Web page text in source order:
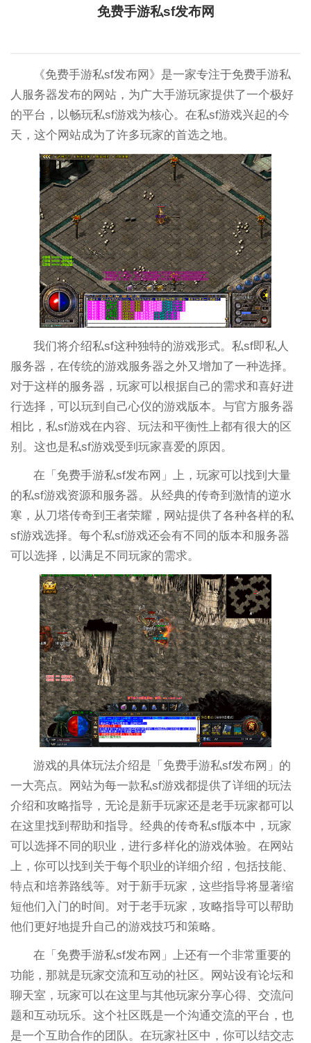
免费手游私sf发布网
《免费手游私sf发布网》是一家专注于免费手游私
人服务器发布的网站，为广大手游玩家提供了一个极好
的平台，以畅玩私sf游戏为核心。在私sf游戏兴起的今
天，这个网站成为了许多玩家的首选之地。
我们将介绍私sf这种独特的游戏形式。私sf即私人
服务器，在传统的游戏服务器之外又增加了一种选择。
对于这样的服务器，玩家可以根据自己的需求和喜好进
行选择，可以玩到自己心仪的游戏版本。与官方服务器
相比，私sf游戏在内容、玩法和平衡性上都有很大的区
别。这也是私sf游戏受到玩家喜爱的原因。
在「免费手游私sf发布网」上，玩家可以找到大量
的私sf游戏资源和服务器。从经典的传奇到激情的逆水
寒，从刀塔传奇到王者荣耀，网站提供了各种各样的私
sf游戏选择。每个私sf游戏还会有不同的版本和服务器
可以选择，以满足不同玩家的需求。
游戏的具体玩法介绍是「免费手游私sf发布网」的
一大亮点。网站为每一款私sf游戏都提供了详细的玩法
介绍和攻略指导，无论是新手玩家还是老手玩家都可以
在这里找到帮助和指导。经典的传奇私sf版本中，玩家
可以选择不同的职业，进行多样化的游戏体验。在网站
上，你可以找到关于每个职业的详细介绍，包括技能、
特点和培养路线等。对于新手玩家，这些指导将显著缩
短他们入门的时间。对于老手玩家，攻略指导可以帮助
他们更好地提升自己的游戏技巧和策略。
在「免费手游私sf发布网」上还有一个非常重要的
功能，那就是玩家交流和互动的社区。网站设有论坛和
聊天室，玩家可以在这里与其他玩家分享心得、交流问
题和互动玩乐。这个社区既是一个沟通交流的平台，也
是一个互助合作的团队。在玩家社区中，你可以结交志